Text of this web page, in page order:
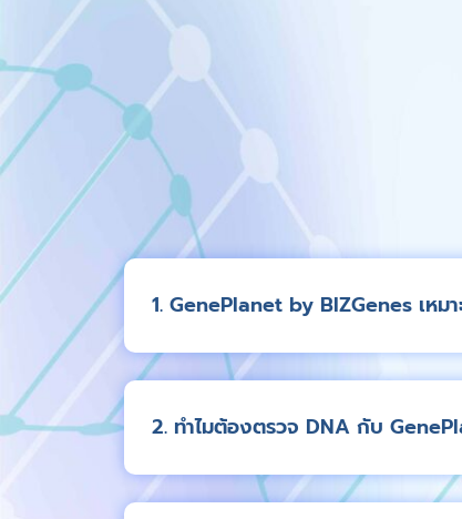
1. GenePlanet by BIZGenes เหม
2. ทำไมต้องตรวจ DNA กับ